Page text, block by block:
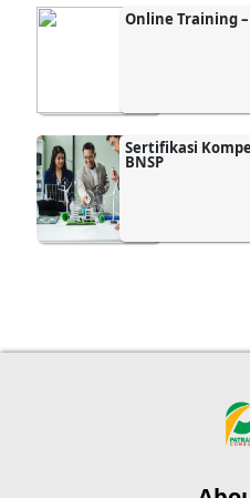
Online Training
Sertifikasi
BNSP